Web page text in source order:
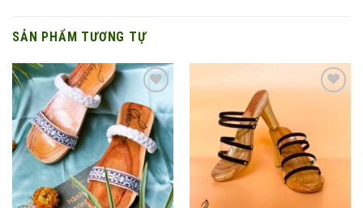
SẢN PHẨM TƯƠNG TỰ
Add to
wishlist